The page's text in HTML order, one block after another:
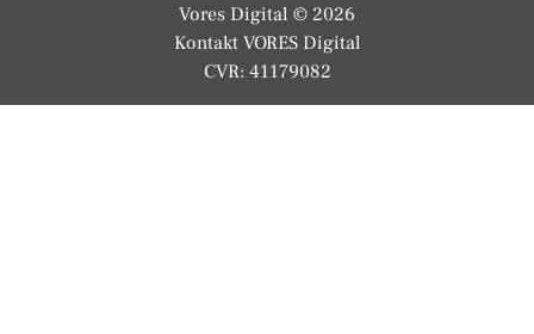
Vores Digital © 2026
Kontakt VORES Digital
CVR: 41179082